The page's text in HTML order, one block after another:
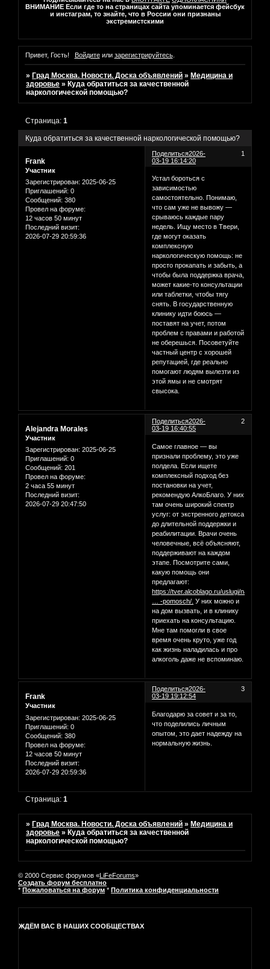
ВНИМАНИЕ Если где то на страницах сайта упоминается фейсбук
и инстаграм, то знайте, что в России они признаны
экстремистскими
Привет, Гость! Войдитеили зарегистрируйтесь.
» Град Москва. Новости. Доска объявлений » Медицина и
здоровье » Куда обратиться за качественной
наркологической помощью?
Куда обратиться за качественной наркологической помощью?
Страница:1
Поделиться 1
2026-
03-19 16:14:20
Frank
Участник
Зарегистрирован: 2025-06-25
Приглашений: 0
Сообщений: 380
Провел на форуме:
12 часов 50 минут
Последний визит:
2026-07-29 20:59:36
Устал бороться с
зависимостью
самостоятельно. Понимаю,
что сам уже не вывожу —
срываюсь каждые пару
недель. Ищу место в Твери,
где могут оказать
комплексную
наркологическую помощь: не
просто прокапать и забыть, а
чтобы была поддержка врача,
может какие-то консультации
или таблетки, чтобы тягу
снять. В государственную
клинику идти боюсь —
поставят на учет, потом
проблем с правами и работой
не оберешься. Посоветуйте
частный центр с хорошей
репутацией, где реально
помогают людям вылезти из
этой ямы и не смотрят
свысока.
Поделиться 2
2026-
03-19 16:40:55
Alejandra Morales
Участник
Зарегистрирован: 2025-06-25
Приглашений: 0
Сообщений: 201
Провел на форуме:
2 часа 55 минут
Последний визит:
2026-07-29 20:47:50
Самое главное — вы
признали проблему, это уже
полдела. Если ищете
комплексный подход без
постановки на учет,
рекомендую АлкоБлаго. У них
там очень широкий спектр
услуг: от экстренного детокса
до длительной поддержки и
реабилитации. Врачи очень
человечные, всё объясняют,
поддерживают на каждом
этапе. Посмотрите сами,
какую помощь они
предлагают:
https://tver.alcoblago.ru/uslugi/narkol
… -pomosch/. У них можно и
на дом вызвать, и в клинику
приехать на консультацию.
Мне там помогли в свое
время очень круто, уже год
как жизнь наладилась и про
алкоголь даже не вспоминаю.
Поделиться 3
2026-
03-19 19:12:54
Frank
Участник
Зарегистрирован: 2025-06-25
Приглашений: 0
Сообщений: 380
Провел на форуме:
12 часов 50 минут
Последний визит:
2026-07-29 20:59:36
Благодарю за совет и за то,
что поделились личным
опытом, это дает надежду на
нормальную жизнь.
Страница:1
» Град Москва. Новости. Доска объявлений » Медицина и
здоровье » Куда обратиться за качественной
наркологической помощью?
© 2000 Сервис форумов «LiFeForums»
Создать форум бесплатно
* Пожаловаться на форум * Политика конфиденциальности
ЖДЁМ ВАС В НАШИХ СООБЩЕСТВАХ